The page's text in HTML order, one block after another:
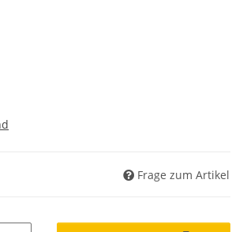
Frage zum Artikel